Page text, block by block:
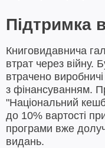
Підтримка
Книговидавнича
втрат через війну.
втрачено
з фінансуванням.
"Національний
до 10% вартості
програми вже
видань.